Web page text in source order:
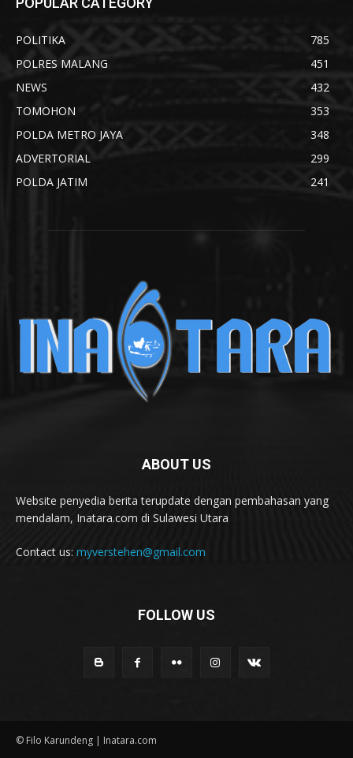
POLITIKA
785
POLRES MALANG
451
NEWS
432
TOMOHON
353
POLDA METRO JAYA
348
ADVERTORIAL
299
POLDA JATIM
241
ABOUT US
Website penyedia berita terupdate dengan pembahasan yang
mendalam, Inatara.com di Sulawesi Utara
Contact us: myverstehen@gmail.com
FOLLOW US
© Filo Karundeng | Inatara.com